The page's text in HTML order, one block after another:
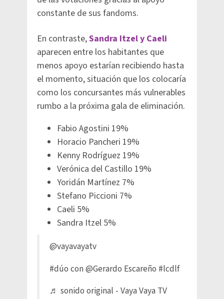
constante de sus fandoms.
En contraste,Sandra Itzel y Caeli
aparecen entre los habitantes que
menos apoyo estarían recibiendo hasta
el momento, situación que los colocaría
como los concursantes más vulnerables
rumbo a la próxima gala de eliminación.
Fabio Agostini 19%
Horacio Pancheri 19%
Kenny Rodríguez 19%
Verónica del Castillo 19%
Yoridán Martínez 7%
Stefano Piccioni 7%
Caeli 5%
Sandra Itzel 5%
@vayavayatv
#dúo con @Gerardo Escareño #lcdlf
♬ sonido original - Vaya Vaya TV